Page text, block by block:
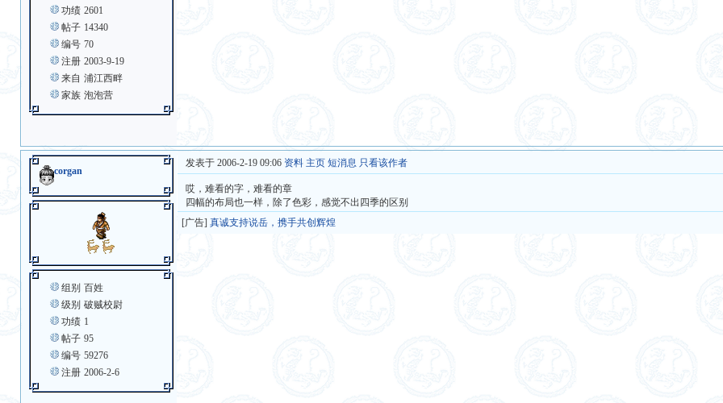
功绩 2601
帖子 14340
编号 70
注册 2003-9-19
来自 浦江西畔
家族 泡泡营
corgan
组别 百姓
级别 破贼校尉
功绩 1
帖子 95
编号 59276
注册 2006-2-6
发表于 2006-2-19 09:06 资料 主页 短消息 只看该作者
哎，难看的字，难看的章
四幅的布局也一样，除了色彩，感觉不出四季的区别
[广告] 真诚支持说岳，携手共创辉煌